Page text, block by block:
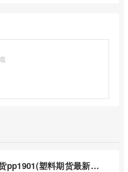
塑料期货pp1901(塑料期货最新行情)